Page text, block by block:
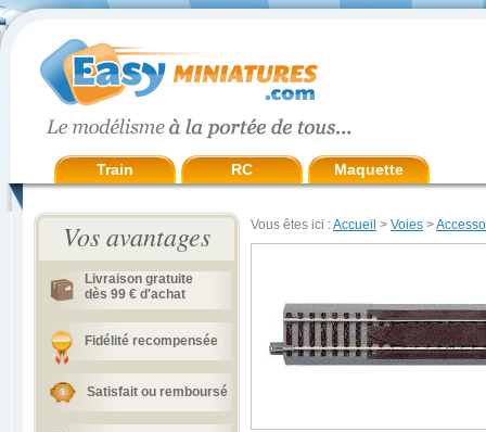
Train RC Maquette
Vos avantages
Livraison gratuite
dès 99 € d'achat
Fidélité recompensée
Satisfait ou remboursé
Vous êtes ici :Accueil > Voies >